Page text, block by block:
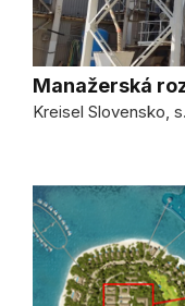
Manažerská
Kreisel Slovensko,